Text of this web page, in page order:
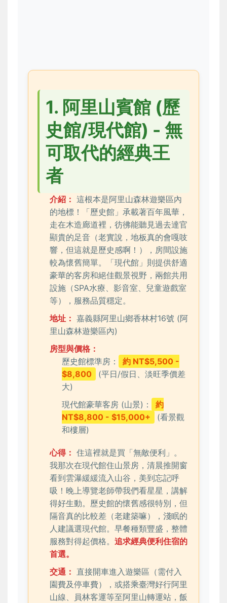
1. 阿里山賓館 (歷
史館/現代館) - 無
可取代的經典王
者
介紹： 這根本是阿里山森林遊樂區內
的地標！「歷史館」承載著百年風華，
走在木造廊道裡，彷彿能聽見過去達官
顯貴的足音（老實說，地板真的會嘎吱
響，但這就是歷史感啊！），房間設施
較為懷舊簡單。「現代館」則提供舒適
豪華的客房和絕佳觀景視野，兩館共用
設施（SPA水療、影音室、兒童遊戲室
等），服務品質穩定。
地址： 嘉義縣阿里山鄉香林村16號 (阿
里山森林遊樂區內)
房型與價格：
歷史館標準房：
約 NT$5,500 -
$8,800
(平日/假日、淡旺季價差
大)
現代館豪華客房 (山景)：
約
NT$8,800 - $15,000+
(看景觀
和樓層)
心得： 住這裡就是買「無敵便利」。
我那次在現代館住山景房，清晨推開窗
看到雲瀑緩緩流入山谷，美到忘記呼
吸！晚上導覽老師帶我們看星星，講解
得好生動。歷史館的懷舊感很特別，但
隔音真的比較差（老建築嘛），淺眠的
人建議選現代館。早餐種類豐盛，整體
服務對得起價格。 追求經典便利住宿的
首選。
交通： 直接開車進入遊樂區（需付入
園費及停車費），或搭乘臺灣好行阿里
山線、員林客運等至阿里山轉運站，飯